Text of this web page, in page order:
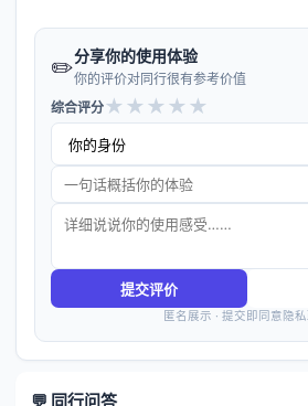
✏️分享你的使用体验
你的评价对同行很有参考价值
综合评分★ ★ ★ ★ ★
提交评价
匿名展示 · 提交即同意隐
💬 同行问答